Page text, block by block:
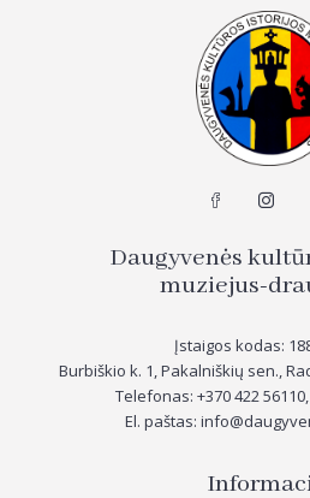
Daugyvenės
muziejus-
Įstaigos kodas:
Burbiškio k. 1, Pakalniškių sen.,
Telefonas: +370 422
El. paštas: